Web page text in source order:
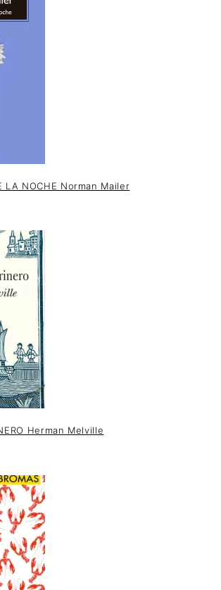
LA NOCHE Norman Mailer
Herman Melville